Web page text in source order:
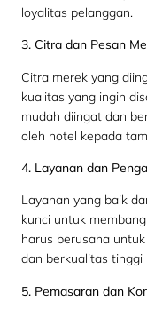
loyalitas pelanggan.
3. Citra dan Pesan
Citra merek yang
kualitas yang ingin
mudah diingat dan
oleh hotel kepada
4. Layanan dan
Layanan yang baik
kunci untuk
harus berusaha
dan berkualitas
5. Pemasaran dan